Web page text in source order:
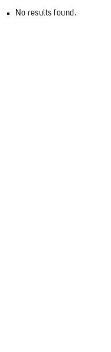
No results found.